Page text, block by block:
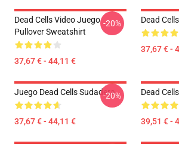
Dead Cells Video Juego
Pullover Sweatshirt
37,67 € - 44,11 €
-20% Dead
37,67 € -
Juego Dead Cells Sudadera
37,67 € - 44,11 €
-20% Dead
39,51 € -